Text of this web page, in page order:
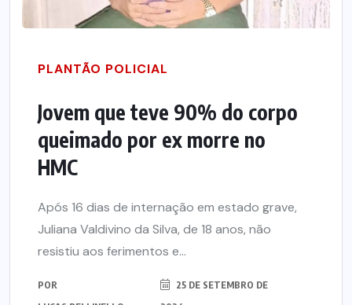
PLANTÃO POLICIAL
Jovem que teve 90% do corpo
queimado por ex morre no
HMC
Após 16 dias de internação em estado grave,
Juliana Valdivino da Silva, de 18 anos, não
resistiu aos ferimentos e...
POR
25 DE SETEMBRO DE